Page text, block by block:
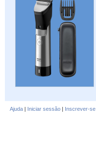
Ajuda | Iniciar sessão | Inscrever-se